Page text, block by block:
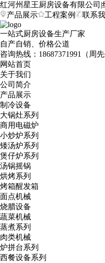
红河州星王厨房设备有限公司
产品展示
工程案例 联系
一站式厨房设备生产厂家
自产自销、价格公道
咨询热线： 18687371991（周先
网站首页
关于我们
公司简介
产品展示
制冷设备
大锅灶系列
商用电磁炉
小炒炉系列
矮汤炉系列
煲仔炉系列
汤锅摇锅
烘烤系列
烤箱醒发箱
面点机械
烧腊设备
蔬菜机械
蒸煮系列
肉类机械
炉拼台系列
西餐设备系列